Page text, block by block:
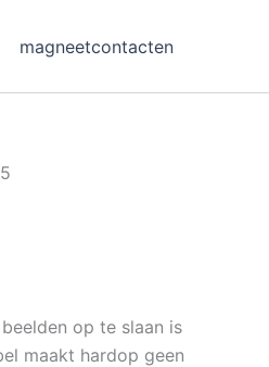
magneetcontacten
op te slaan is
maakt hardop geen